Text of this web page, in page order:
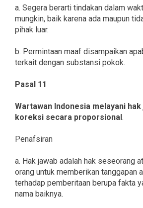
a. Segera berarti tindakan dalam
mungkin, baik karena ada maupun
pihak luar.
b. Permintaan maaf disampaikan
terkait dengan substansi pokok.
Pasal 11
Wartawan Indonesia melayani hak
koreksi secara proporsional.
Penafsiran
a. Hak jawab adalah hak seseorang
orang untuk memberikan tanggapan
terhadap pemberitaan berupa fakta
nama baiknya.